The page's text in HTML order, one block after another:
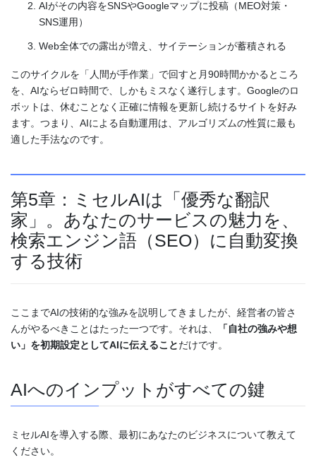
AIがその内容をSNSやGoogleマップに投稿（MEO対策・
SNS運用）
Web全体での露出が増え、サイテーションが蓄積される
このサイクルを「人間が手作業」で回すと月90時間かかるところ
を、AIならゼロ時間で、しかもミスなく遂行します。Googleのロ
ボットは、休むことなく正確に情報を更新し続けるサイトを好み
ます。つまり、AIによる自動運用は、アルゴリズムの性質に最も
適した手法なのです。
第5章：ミセルAIは「優秀な翻訳
家」。あなたのサービスの魅力を、
検索エンジン語（SEO）に自動変換
する技術
ここまでAIの技術的な強みを説明してきましたが、経営者の皆さ
んがやるべきことはたった一つです。それは、
「自社の強みや想
い」を初期設定としてAIに伝えることだけです。
AIへのインプットがすべての鍵
ミセルAIを導入する際、最初にあなたのビジネスについて教えて
ください。